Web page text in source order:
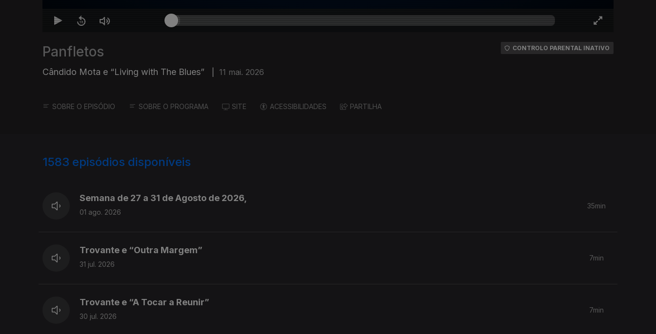
Panfletos
Cândido Mota e “Living with The Blues” 11 mai. 2026
CONTROLO PARENTAL INATIVO
SOBRE O EPISÓDIO SOBRE O PROGRAMA SITE ACESSIBILIDADES PARTILHA
1583 episódios disponíveis
Semana de 27 a 31 de Agosto de 2026,
01 ago. 2026
35min
Trovante e “Outra Margem”
31 jul. 2026
7min
Trovante e “A Tocar a Reunir”
30 jul. 2026
7min